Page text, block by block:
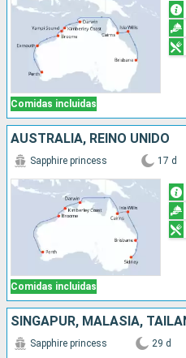
Comidas incluidas
AUSTRALIA, REINO UNIDO
Comidas incluidas
Sapphire princess 17 d
Sapphire princess 29 d